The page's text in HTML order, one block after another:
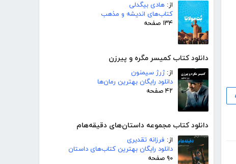
از: هادی بیگدلی
کتاب‌های اندیشه و مذهب
۱۳۴ صفحه
دانلود کتاب کمیسر مگره و پیرزن
از:ژرژ سیمنون
دانلود رایگان بهترین رمان‌ها
۴۲ صفحه
دانلود کتاب مجموعه داستان‌های دقیقه‌هام
از: فرزانه تقدیری
دانلود رایگان بهترین کتاب‌های داستان
۹۰ صفحه